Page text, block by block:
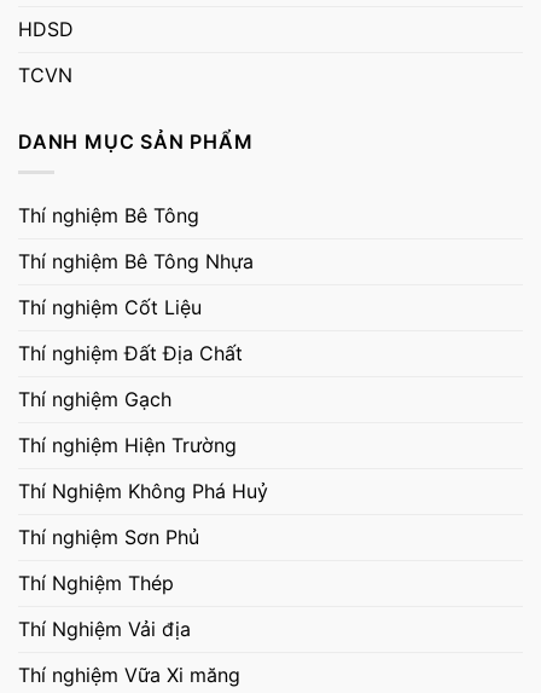
HDSD
TCVN
DANH MỤC SẢN PHẨM
Thí nghiệm Bê Tông
Thí nghiệm Bê Tông Nhựa
Thí nghiệm Cốt Liệu
Thí nghiệm Đất Địa Chất
Thí nghiệm Gạch
Thí nghiệm Hiện Trường
Thí Nghiệm Không Phá Huỷ
Thí nghiệm Sơn Phủ
Thí Nghiệm Thép
Thí Nghiệm Vải địa
Thí nghiệm Vữa Xi măng